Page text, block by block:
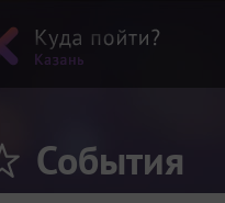
События